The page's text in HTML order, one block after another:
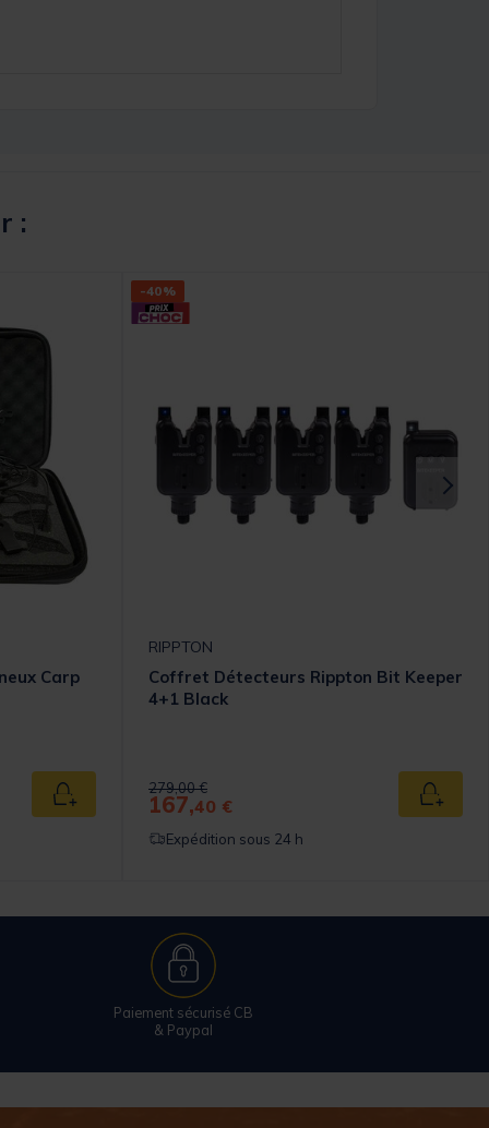
:
Carp
Ajouter au panier
-40%
RIPPTON
Coffret Détecteurs Rippton Bit Keeper
4+1 Black
Price reduced from
279,00 €to
167,40 € Ajouter
Expédition sous 24 h
Paiement sécurisé CB
& Paypal